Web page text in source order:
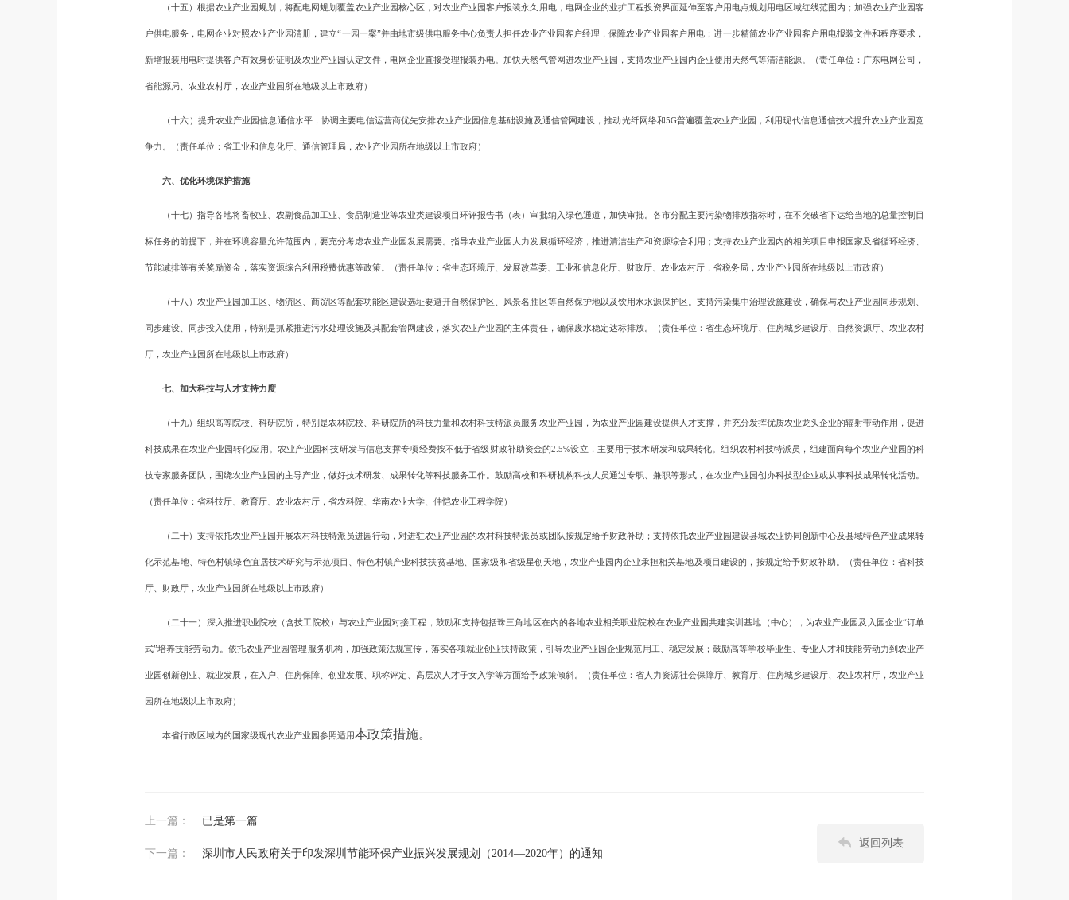
（十五）根据农业产业园规划，将配电网规划覆盖农业产业园核心区，对农业产业园客户报装永久用电，电网企业的业扩工程投资界面延伸至客户用电点规划用电区域红线范围内；加强农业产业园客
户供电服务，电网企业对照农业产业园清册，建立“一园一案”并由地市级供电服务中心负责人担任农业产业园客户经理，保障农业产业园客户用电；进一步精简农业产业园客户用电报装文件和程序要求，
新增报装用电时提供客户有效身份证明及农业产业园认定文件，电网企业直接受理报装办电。加快天然气管网进农业产业园，支持农业产业园内企业使用天然气等清洁能源。（责任单位：广东电网公司，
省能源局、农业农村厅，农业产业园所在地级以上市政府）
（十六）提升农业产业园信息通信水平，协调主要电信运营商优先安排农业产业园信息基础设施及通信管网建设，推动光纤网络和5G普遍覆盖农业产业园，利用现代信息通信技术提升农业产业园竞
争力。（责任单位：省工业和信息化厅、通信管理局，农业产业园所在地级以上市政府）
六、优化环境保护措施
（十七）指导各地将畜牧业、农副食品加工业、食品制造业等农业类建设项目环评报告书（表）审批纳入绿色通道，加快审批。各市分配主要污染物排放指标时，在不突破省下达给当地的总量控制目
标任务的前提下，并在环境容量允许范围内，要充分考虑农业产业园发展需要。指导农业产业园大力发展循环经济，推进清洁生产和资源综合利用；支持农业产业园内的相关项目申报国家及省循环经济、
节能减排等有关奖励资金，落实资源综合利用税费优惠等政策。（责任单位：省生态环境厅、发展改革委、工业和信息化厅、财政厅、农业农村厅，省税务局，农业产业园所在地级以上市政府）
（十八）农业产业园加工区、物流区、商贸区等配套功能区建设选址要避开自然保护区、风景名胜区等自然保护地以及饮用水水源保护区。支持污染集中治理设施建设，确保与农业产业园同步规划、
同步建设、同步投入使用，特别是抓紧推进污水处理设施及其配套管网建设，落实农业产业园的主体责任，确保废水稳定达标排放。（责任单位：省生态环境厅、住房城乡建设厅、自然资源厅、农业农村
厅，农业产业园所在地级以上市政府）
七、加大科技与人才支持力度
（十九）组织高等院校、科研院所，特别是农林院校、科研院所的科技力量和农村科技特派员服务农业产业园，为农业产业园建设提供人才支撑，并充分发挥优质农业龙头企业的辐射带动作用，促进
科技成果在农业产业园转化应用。农业产业园科技研发与信息支撑专项经费按不低于省级财政补助资金的2.5%设立，主要用于技术研发和成果转化。组织农村科技特派员，组建面向每个农业产业园的科
技专家服务团队，围绕农业产业园的主导产业，做好技术研发、成果转化等科技服务工作。鼓励高校和科研机构科技人员通过专职、兼职等形式，在农业产业园创办科技型企业或从事科技成果转化活动。
（责任单位：省科技厅、教育厅、农业农村厅，省农科院、华南农业大学、仲恺农业工程学院）
（二十）支持依托农业产业园开展农村科技特派员进园行动，对进驻农业产业园的农村科技特派员或团队按规定给予财政补助；支持依托农业产业园建设县域农业协同创新中心及县域特色产业成果转
化示范基地、特色村镇绿色宜居技术研究与示范项目、特色村镇产业科技扶贫基地、国家级和省级星创天地，农业产业园内企业承担相关基地及项目建设的，按规定给予财政补助。（责任单位：省科技
厅、财政厅，农业产业园所在地级以上市政府）
（二十一）深入推进职业院校（含技工院校）与农业产业园对接工程，鼓励和支持包括珠三角地区在内的各地农业相关职业院校在农业产业园共建实训基地（中心），为农业产业园及入园企业“订单
式”培养技能劳动力。依托农业产业园管理服务机构，加强政策法规宣传，落实各项就业创业扶持政策，引导农业产业园企业规范用工、稳定发展；鼓励高等学校毕业生、专业人才和技能劳动力到农业产
业园创新创业、就业发展，在入户、住房保障、创业发展、职称评定、高层次人才子女入学等方面给予政策倾斜。（责任单位：省人力资源社会保障厅、教育厅、住房城乡建设厅、农业农村厅，农业产业
园所在地级以上市政府）
本省行政区域内的国家级现代农业产业园参照适用本政策措施。
上一篇： 已是第一篇
下一篇： 深圳市人民政府关于印发深圳节能环保产业振兴发展规划（2014—2020年）的通知
返回列表